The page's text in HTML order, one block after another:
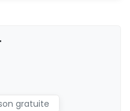
gratuite